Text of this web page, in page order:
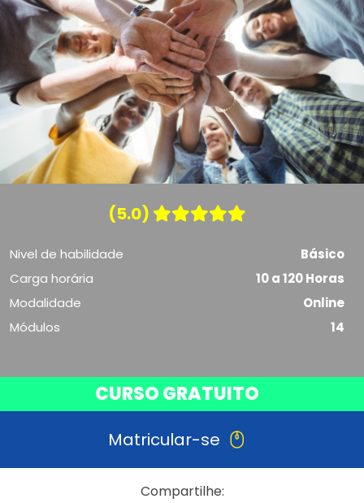
(5.0)
Nivel de habilidade
Básico
Carga horária
10 a 120 Horas
Modalidade
Online
Módulos
14
CURSO GRATUITO
Matricular-se
Compartilhe: